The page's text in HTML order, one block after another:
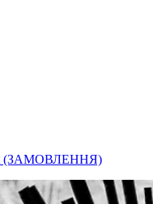
(ЗАМОВЛЕННЯ)